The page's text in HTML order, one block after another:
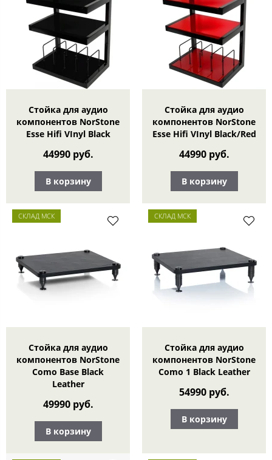
Стойка для аудио
компонентов NorStone
Esse Hifi VInyl Black
44990 руб.
В корзину
Стойка для аудио
компонентов NorStone
Esse Hifi VInyl Black/Red
44990 руб.
В корзину
СКЛАД МСК
Стойка для аудио
компонентов NorStone
Como Base Black
Leather
49990 руб.
В корзину
СКЛАД МСК
Стойка для аудио
компонентов NorStone
Como 1 Black Leather
54990 руб.
В корзину